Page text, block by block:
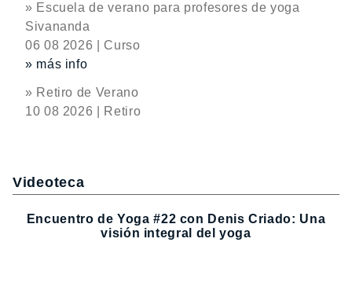
» Escuela de verano para profesores de yoga
Sivananda
06 08 2026 | Curso
» más info
» Retiro de Verano
10 08 2026 | Retiro
Videoteca
Encuentro de Yoga #22 con Denis Criado: Una
visión integral del yoga